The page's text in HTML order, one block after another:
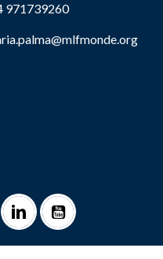
971739260